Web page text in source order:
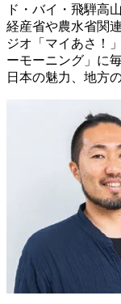
ド・バイ・飛騨高
経産省や農水省関
ジオ「マイあさ！
ーモーニング」に
日本の魅力、地方